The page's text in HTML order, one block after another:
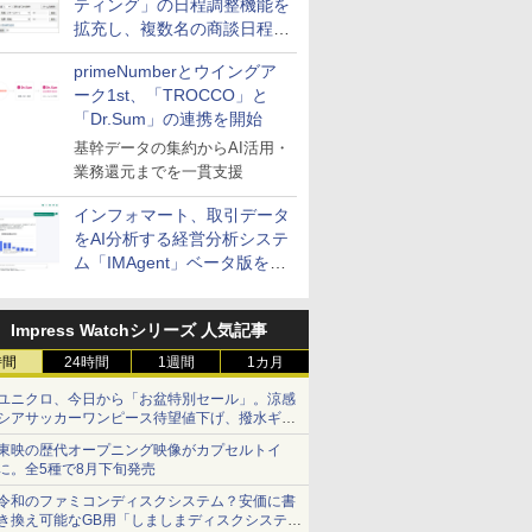
ティング」の日程調整機能を
拡充し、複数名の商談日程調
整を効率化
primeNumberとウイングア
ーク1st、「TROCCO」と
「Dr.Sum」の連携を開始
基幹データの集約からAI活用・
業務還元までを一貫支援
インフォマート、取引データ
をAI分析する経営分析システ
ム「IMAgent」ベータ版を提
Impress Watchシリーズ 人気記事
24時間 1週間 1カ月
ニクロ、今日から「お盆特別セール」。涼感
アサッカーワンピース待望値下げ、撥水ギア
ョーツは1990円に
映の歴代オープニング映像がカプセルトイ
。全5種で8月下旬発売
和のファミコンディスクシステム？安価に書
換え可能なGB用「しましまディスクシステ